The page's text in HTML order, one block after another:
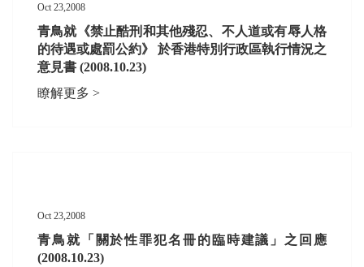
Oct 23,2008
青鳥就《禁止酷刑和其他殘忍、不人道或有辱人格
的待遇或處罰公約》 於香港特別行政區執行情況之
意見書 (2008.10.23)
瞭解更多 >
Oct 23,2008
青鳥就「關於性罪犯名冊的臨時建議」之回應
(2008.10.23)